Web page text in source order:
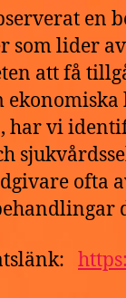
en
som lider
att få
har vi
ofta